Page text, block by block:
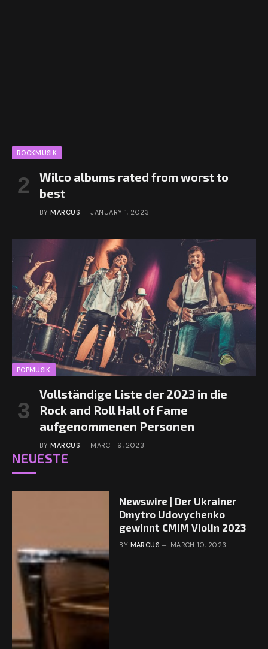
ROCKMUSIK
Wilco albums rated from worst to
best
BY MARCUS JANUARY 1, 2023
POPMUSIK
Vollständige Liste der 2023 in die
Rock and Roll Hall of Fame
aufgenommenen Personen
BY MARCUS MARCH 9, 2023
NEUESTE
Newswire | Der Ukrainer
Dmytro Udovychenko
gewinnt CMIM Violin 2023
BY MARCUS MARCH 10, 2023